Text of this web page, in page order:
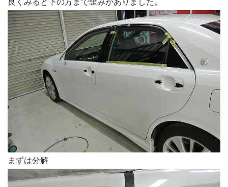
良くみると下の方まで歪みがありました。
まずは分解